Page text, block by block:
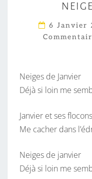
6 Janvier
Neiges de Janvier
Déjà si loin me
Janvier et ses flocons
Me cacher dans
Neiges de janvier
Déjà si loin me